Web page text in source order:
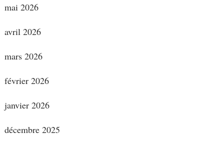
mai 2026
avril 2026
mars 2026
février 2026
janvier 2026
décembre 2025